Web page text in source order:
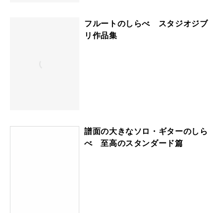
フルートのしらべ スタジオジブ
リ作品集
譜面の大きなソロ・ギターのしら
べ 至高のスタンダード篇